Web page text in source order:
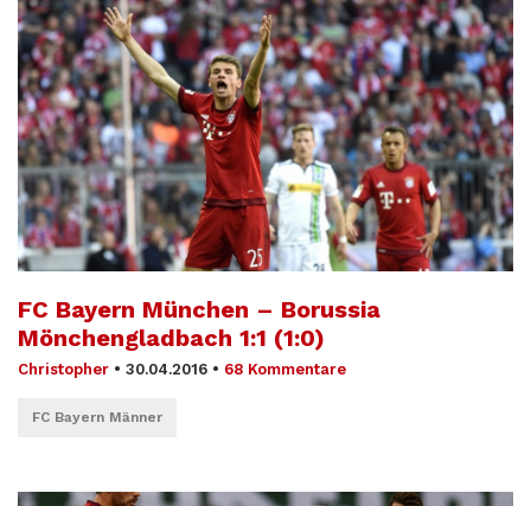
FC Bayern München – Borussia
Mönchengladbach 1:1 (1:0)
Christopher • 30.04.2016 • 68 Kommentare
FC Bayern Männer